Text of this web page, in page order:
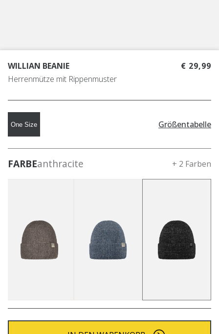
WILLIAN BEANIE
Herrenmütze mit Rippenmuster
€ 29,99
One Size Größentabelle
FARBEanthracite + 2 Farben